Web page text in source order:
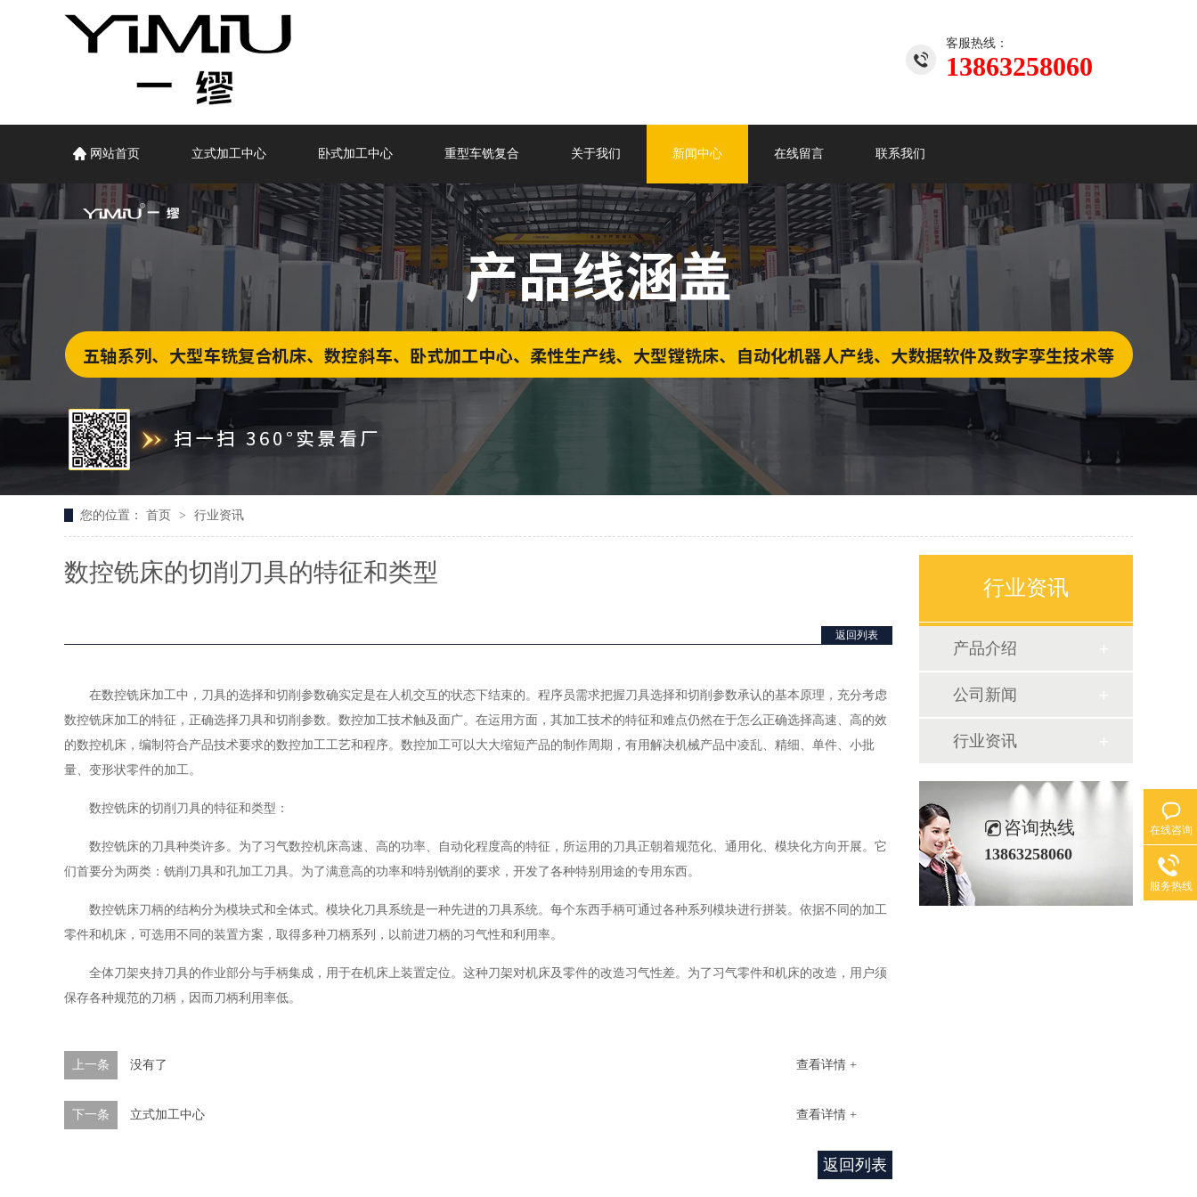
客服热线：
13863258060
网站首页 立式加工中心 卧式加工中心 重型车铣复合 关于我们 新闻中心 在线留言 联系我们
您的位置： 首页 > 行业资讯
数控铣床的切削刀具的特征和类型
返回列表
在数控铣床加工中，刀具的选择和切削参数确实定是在人机交互的状态下结束的。程序员需求把握刀具选择和切削参数承认的基本原理，充分考虑
数控铣床加工的特征，正确选择刀具和切削参数。数控加工技术触及面广。在运用方面，其加工技术的特征和难点仍然在于怎么正确选择高速、高的效
的数控机床，编制符合产品技术要求的数控加工工艺和程序。数控加工可以大大缩短产品的制作周期，有用解决机械产品中凌乱、精细、单件、小批
量、变形状零件的加工。
数控铣床的切削刀具的特征和类型：
数控铣床的刀具种类许多。为了习气数控机床高速、高的功率、自动化程度高的特征，所运用的刀具正朝着规范化、通用化、模块化方向开展。它
们首要分为两类：铣削刀具和孔加工刀具。为了满意高的功率和特别铣削的要求，开发了各种特别用途的专用东西。
数控铣床刀柄的结构分为模块式和全体式。模块化刀具系统是一种先进的刀具系统。每个东西手柄可通过各种系列模块进行拼装。依据不同的加工
零件和机床，可选用不同的装置方案，取得多种刀柄系列，以前进刀柄的习气性和利用率。
全体刀架夹持刀具的作业部分与手柄集成，用于在机床上装置定位。这种刀架对机床及零件的改造习气性差。为了习气零件和机床的改造，用户须
保存各种规范的刀柄，因而刀柄利用率低。
查看详情 +
上一条 没有了
查看详情 +
下一条 立式加工中心
返回列表
行业资讯
产品介绍
公司新闻
行业资讯
咨询热线
13863258060
在线咨询
服务热线